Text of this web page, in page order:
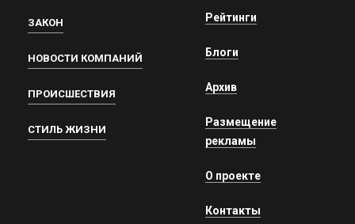
ЗАКОН
НОВОСТИ КОМПАНИЙ
ПРОИСШЕСТВИЯ
СТИЛЬ ЖИЗНИ
Рейтинги
Блоги
Архив
Размещение
рекламы
О проекте
Контакты